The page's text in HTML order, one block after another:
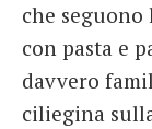
che
con pasta e
davvero
ciliegina